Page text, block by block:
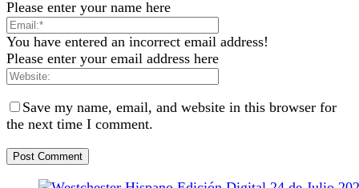
Please enter your name here
You have entered an incorrect email address!
Please enter your email address here
Save my name, email, and website in this browser for
the next time I comment.